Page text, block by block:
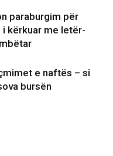
paraburgim për
i kërkuar me letër-
e naftës – si
bursën